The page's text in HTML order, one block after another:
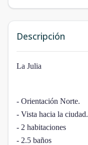
Descripción
La Julia
- Orientación Norte.
- Vista hacia la ciudad.
- 2 habitaciones
- 2.5 baños